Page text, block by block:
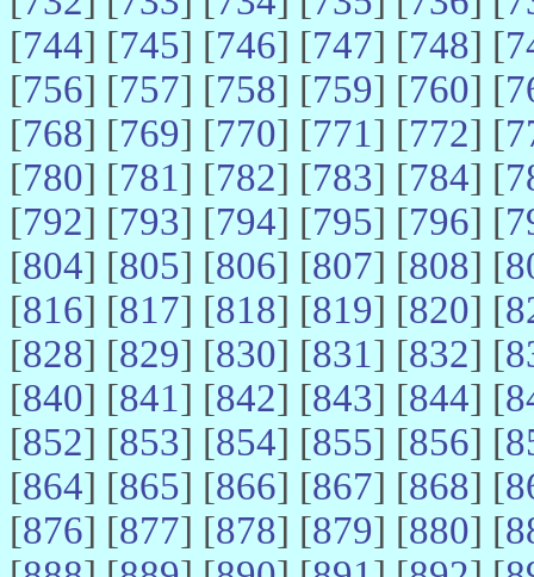
[744] [745] [746] [747] [748] [
[756] [757] [758] [759] [760] [
[768] [769] [770] [771] [772] [
[780] [781] [782] [783] [784] [
[792] [793] [794] [795] [796] [
[804] [805] [806] [807] [808] [
[816] [817] [818] [819] [820] [
[828] [829] [830] [831] [832] [
[840] [841] [842] [843] [844] [
[852] [853] [854] [855] [856] [
[864] [865] [866] [867] [868] [
[876] [877] [878] [879] [880] [